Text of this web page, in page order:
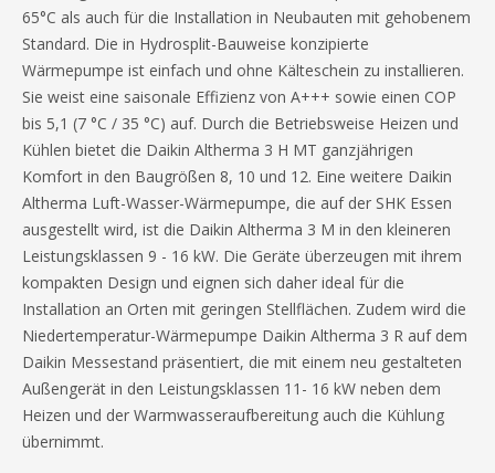
65°C als auch für die Installation in Neubauten mit gehobenem
Standard. Die in Hydrosplit-Bauweise konzipierte
Wärmepumpe ist einfach und ohne Kälteschein zu installieren.
Sie weist eine saisonale Effizienz von A+++ sowie einen COP
bis 5,1 (7 °C / 35 °C) auf. Durch die Betriebsweise Heizen und
Kühlen bietet die Daikin Altherma 3 H MT ganzjährigen
Komfort in den Baugrößen 8, 10 und 12. Eine weitere Daikin
Altherma Luft-Wasser-Wärmepumpe, die auf der SHK Essen
ausgestellt wird, ist die Daikin Altherma 3 M in den kleineren
Leistungsklassen 9 - 16 kW. Die Geräte überzeugen mit ihrem
kompakten Design und eignen sich daher ideal für die
Installation an Orten mit geringen Stellflächen. Zudem wird die
Niedertemperatur-Wärmepumpe Daikin Altherma 3 R auf dem
Daikin Messestand präsentiert, die mit einem neu gestalteten
Außengerät in den Leistungsklassen 11- 16 kW neben dem
Heizen und der Warmwasseraufbereitung auch die Kühlung
übernimmt.